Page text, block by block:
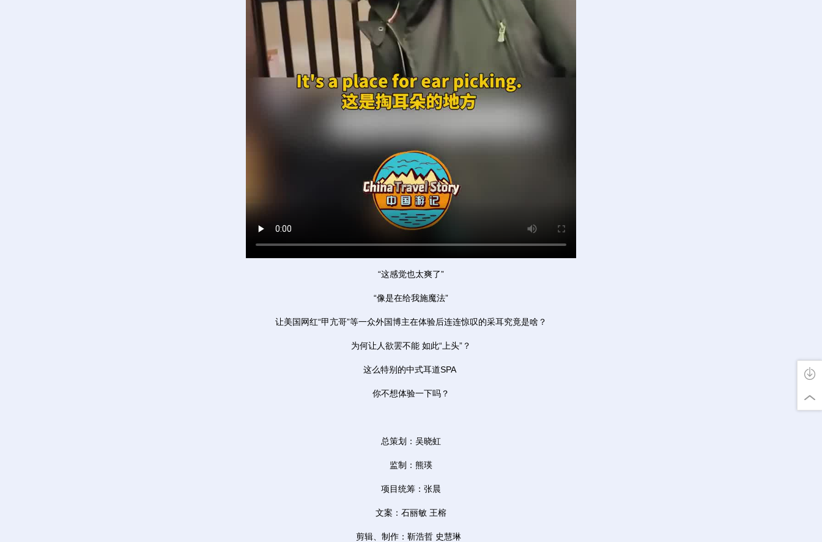
“这感觉也太爽了”
“像是在给我施魔法”
让美国网红“甲亢哥”等一众外国博主在体验后连连惊叹的采耳究竟是啥？
为何让人欲罢不能 如此“上头”？
这么特别的中式耳道SPA
你不想体验一下吗？
总策划：吴晓虹
监制：熊瑛
项目统筹：张晨
文案：石丽敏 王榕
剪辑、制作：靳浩哲 史慧琳